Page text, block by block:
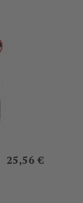
Prezzo
25,56 €